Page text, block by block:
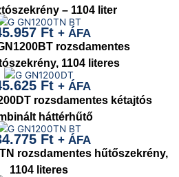
– 1104 liter
Ft + ÁFA
rozsdamentes
1104 literes
Ft + ÁFA
rozsdamentes kétajtós
háttérhűtő
Ft + ÁFA
rozsdamentes hűtőszekrény,
1104 literes